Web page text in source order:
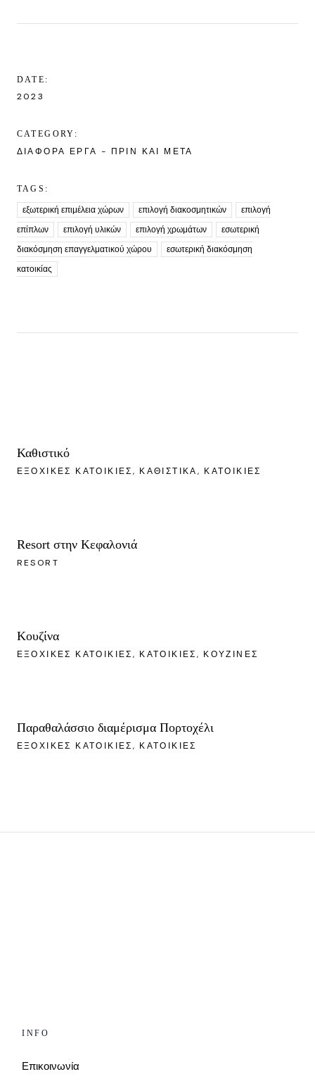
DATE:
2023
CATEGORY:
ΔΙΆΦΟΡΑ ΈΡΓΑ - ΠΡΙΝ ΚΑΙ ΜΕΤΆ
TAGS:
εξωτερική επιμέλεια χώρων επιλογή διακοσμητικών
επιλογή
επίπλων
επιλογή υλικών επιλογή χρωμάτων
εσωτερική
διακόσμηση επαγγελματικού χώρου
εσωτερική διακόσμηση
κατοικίας
Καθιστικό
ΕΞΟΧΙΚΈΣ ΚΑΤΟΙΚΊΕΣ ΚΑΘΙΣΤΙΚΆ ΚΑΤΟΙΚΊΕΣ
Resort στην Κεφαλονιά
RESORT
Κουζίνα
ΕΞΟΧΙΚΈΣ ΚΑΤΟΙΚΊΕΣ ΚΑΤΟΙΚΊΕΣ ΚΟΥΖΊΝΕΣ
Παραθαλάσσιο διαμέρισμα Πορτοχέλι
ΕΞΟΧΙΚΈΣ ΚΑΤΟΙΚΊΕΣ ΚΑΤΟΙΚΊΕΣ
INFO
Επικοινωνία